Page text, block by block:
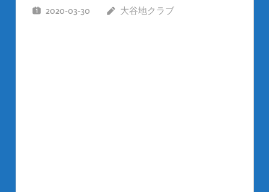
2020-03-30 大谷地クラブ